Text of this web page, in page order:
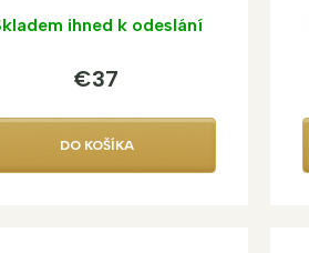
ihned k odeslání
€37
DO KOŠÍKA